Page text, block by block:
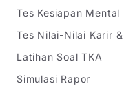
Tes Kesiapan Mental
Tes Nilai-Nilai Karir
Latihan Soal TKA
Simulasi Rapor